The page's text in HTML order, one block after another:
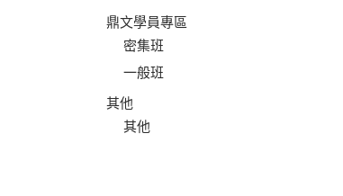
鼎文學員專區
密集班
一般班
其他
其他